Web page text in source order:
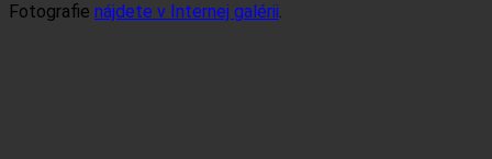
Fotografie nájdete v Internej galérii.